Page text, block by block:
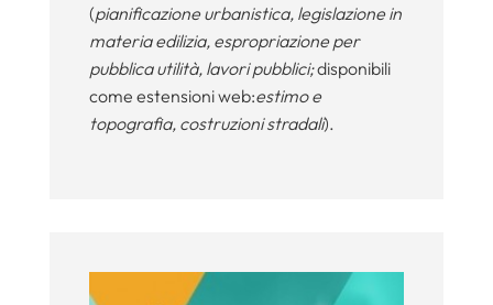
(pianificazione urbanistica, legislazione in
materia edilizia, espropriazione per
pubblica utilità, lavori pubblici;disponibili
come estensioni web:estimo e
topografia, costruzioni stradali).